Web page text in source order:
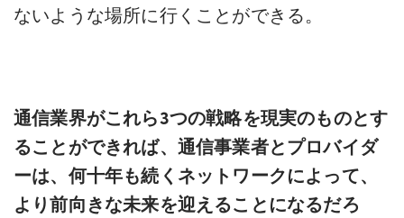
ないような場所に行くことができる。
通信業界がこれら3つの戦略を現実のものとす
ることができれば、通信事業者とプロバイダ
ーは、何十年も続くネットワークによって、
より前向きな未来を迎えることになるだろ